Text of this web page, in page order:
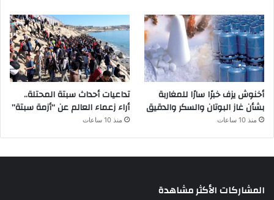
أخنوش يزف خبرًا سارًا للمغاربة
بشأن غاز البوتان والسكر والدقيق
منذ 10 ساعات
تداعيات أحداث سبتة المحتلة..
أراء زعماء العالم عن “أزمة سبتة”
منذ 10 ساعات
المشاركات الأكثر مشاهدة